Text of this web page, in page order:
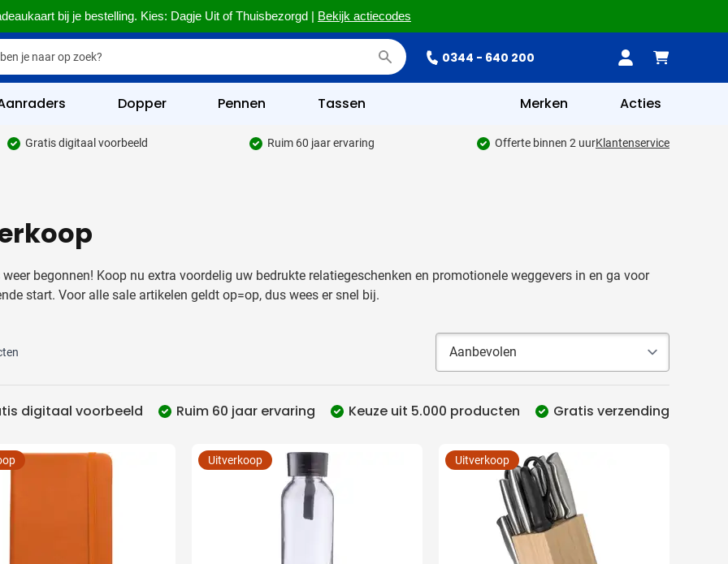
bij je bestelling. Kies: Dagje Uit of Thuisbezorgd | Bekijk actiecodes
0344 - 640 200
& Kantoor categorie
categorie
categorie
& Veiligheid categorie
& Wellness categorie
& Tafelen categorie
categorie
categorie
Dopper Pennen Tassen Merken Acties
Gratis digitaal voorbeeld Ruim 60 jaar ervaring Offerte binnen 2 uurKlantenservice
Bestelhoeveelheid:
weer begonnen! Koop nu extra voordelig uw bedrukte relatiegeschenken en promotionele weggevers in en ga voor
start. Voor alle sale artikelen geldt op=op, dus wees er snel bij.
digitaal voorbeeld Ruim 60 jaar ervaring Keuze uit 5.000 producten Gratis verzending
Uitverkoop Uitverkoop